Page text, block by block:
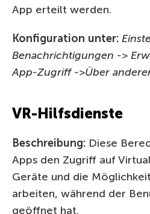
App erteilt werden.
Konfiguration unter:
Benachrichtigungen ->
App-Zugriff ->Über
VR-Hilfsdienste
Beschreibung: Diese
Apps den Zugriff auf
Geräte und die
arbeiten, während der
geöffnet hat.